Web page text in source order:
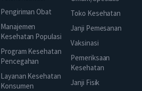
Pengiriman Obat
Manajemen
Kesehatan Populasi
Program Kesehatan
Pencegahan
Layanan Kesehatan
Konsumen
Toko Kesehatan
Janji Pemesanan
Vaksinasi
Pemeriksaan
Kesehatan
Janji Fisik